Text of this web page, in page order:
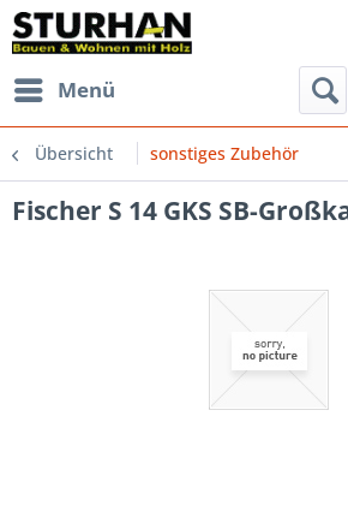
Menü
Übersicht sonstiges Zubehör
Fischer S 14 GKS SB-